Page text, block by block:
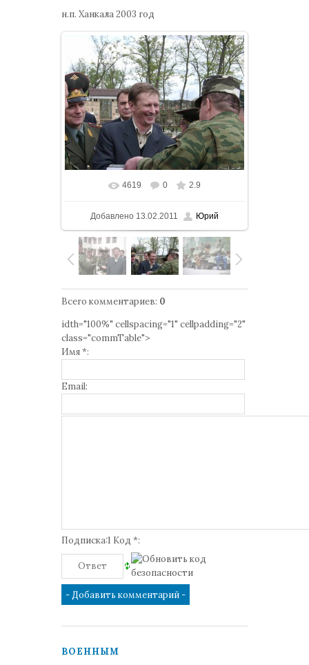
н.п. Ханкала 2003 год
В реальном размере 1024x768
480.3Kb
4619 0 2.9
Добавлено 13.02.2011 Юрий
Всего комментариев: 0
idth="100%" cellspacing="1" cellpadding="2"
class="commTable">
Имя *:
Email:
Подписка:1 Код *:
ВОЕННЫМ